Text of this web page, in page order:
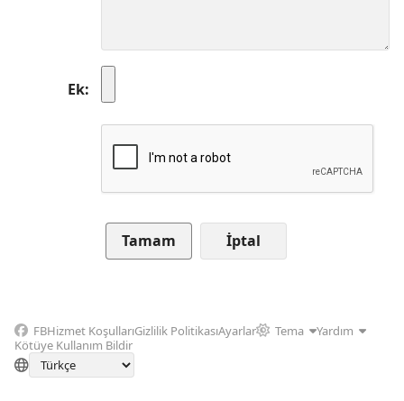
Ek
İptal
FBHizmet KoşullarıGizlilik PolitikasıAyarlar Tema
Yardım
Kötüye Kullanım Bildir